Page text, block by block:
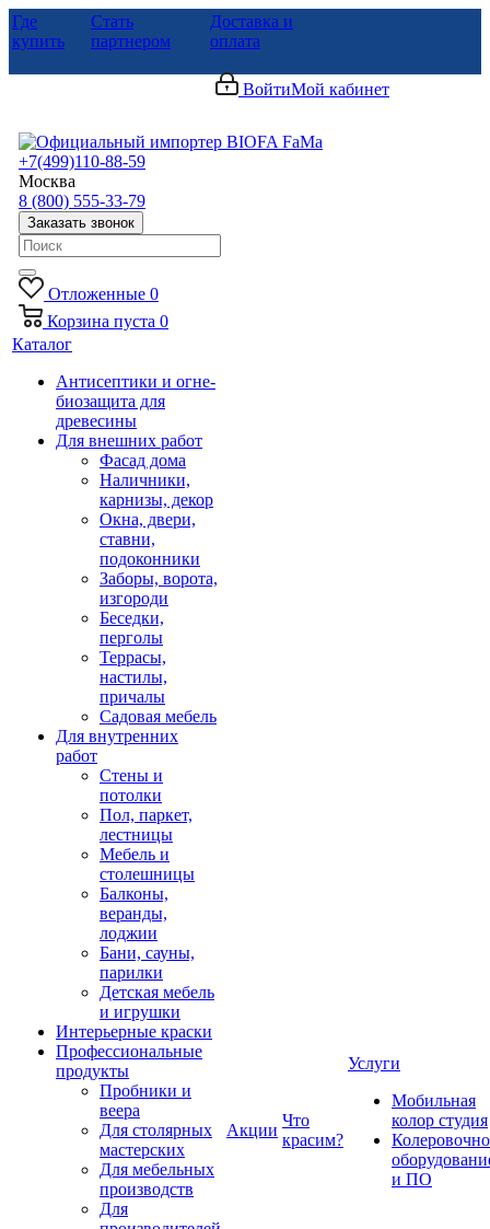
Где
купить
Стать
партнером
Доставка и
оплата
ВойтиМой кабинет
+7(499)110-88-59
Москва
8 (800) 555-33-79
Заказать звонок
Отложенные 0
Корзина пуста 0
Каталог
Антисептики и огне-
биозащита для
древесины
Для внешних работ
Фасад дома
Наличники,
карнизы, декор
Окна, двери,
ставни,
подоконники
Заборы, ворота,
изгороди
Беседки,
перголы
Террасы,
настилы,
причалы
Садовая мебель
Для внутренних
работ
Стены и
потолки
Пол, паркет,
лестницы
Мебель и
столешницы
Балконы,
веранды,
лоджии
Бани, сауны,
парилки
Детская мебель
и игрушки
Интерьерные краски
Профессиональные
продукты
Пробники и
веера
Для столярных
мастерских
Для мебельных
производств
Для
Акции
Что
красим?
Услуги
Мобильная
колор студия
и ПО